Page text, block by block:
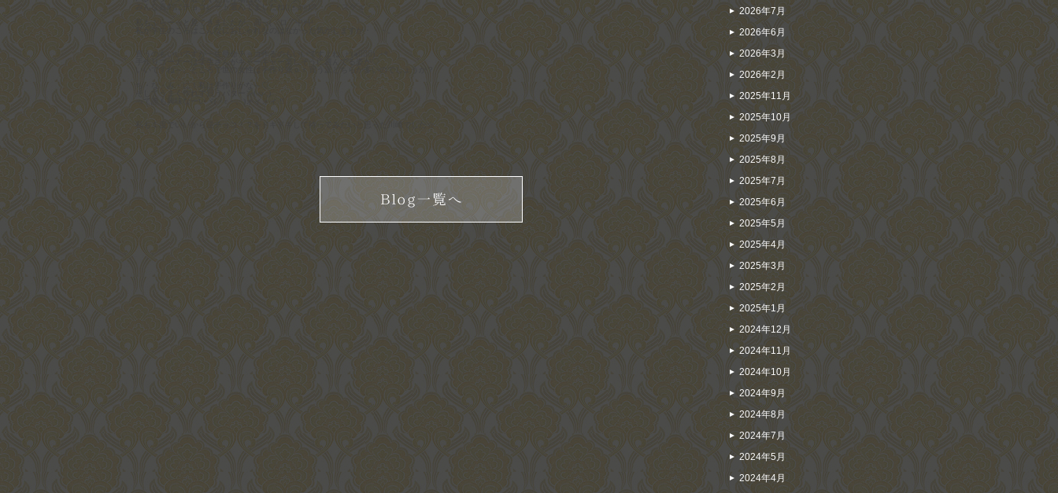
みんな真剣にチョコレート選んでましたね(;☉д⊙)ス・・・スゲェ・・・
私もぷらーっと見てきましたが、高っ(゜ロ゜屮)屮
私が学生のころはこんなにおしゃれなのはなかった気がしますが・・・。
買うのもいいですが一生懸命チョコ作るのもいいですよね..+'(◕ฺ∀◕ฺ)..+*
手作りコーナーは学生さんがキャーキャー楽しそうに選んでる姿が♡
いいですね～。ところで世の女性は手作り派ｏｒ買う派どちらが多いのでしょうか？
って誰も興味なーいヾ(・ε・。)ォィォィ !!
私も１度でいいから逆チョコ！？をドキドキして待ってみたいと思った川崎でした☆
2026年7月
2026年6月
2026年3月
2026年2月
2025年11月
2025年10月
2025年9月
2025年8月
2025年7月
2025年6月
2025年5月
2025年4月
2025年3月
2025年2月
2025年1月
2024年12月
2024年11月
2024年10月
2024年9月
2024年8月
2024年7月
2024年5月
2024年4月